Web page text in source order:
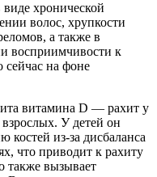
хронической
волос, хрупкости
а также в
восприимчивости к
сейчас на фоне
витамина D — рахит у
взрослых. У детей он
из-за дисбаланса
что приводит к рахиту
также вызывает